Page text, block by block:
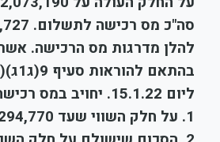
סה"כ מס רכישה לתשלום. 17,727 ₪ (לעומת 17,905 ₪ לרכישות בין 16.1.20 ל – 15.1.21)
להלן מדרגות מס הרכישה.
ליום 15.1.22. יחויב במס רכישה בהתאם למדרגות להלן:
1. על חלק השווי שעד 1,294,770 ש"ח – 5%